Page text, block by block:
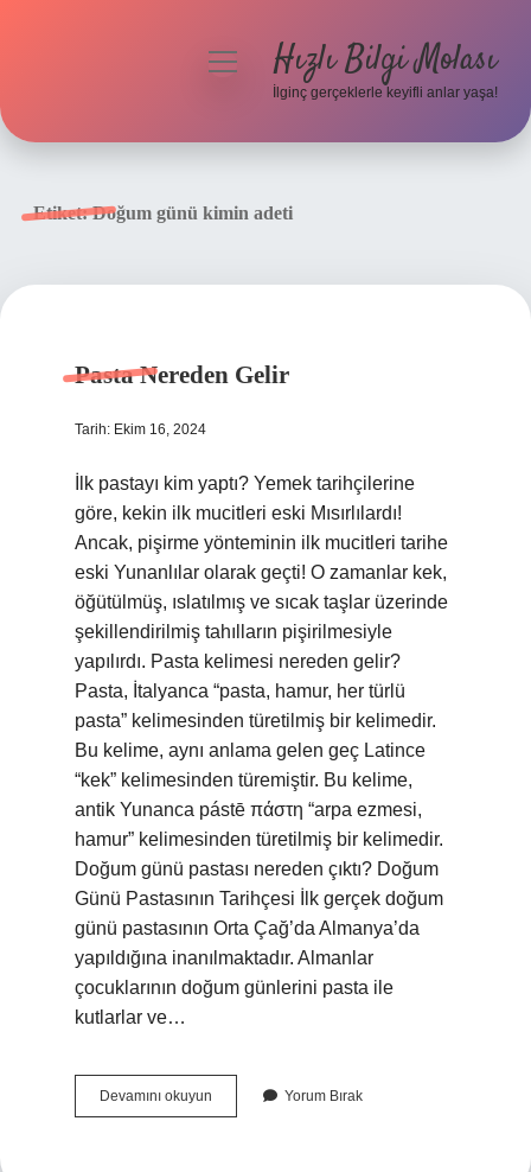
menüyüHızlı Bilgi Molası
İlginç gerçeklerle keyifli anlar yaşa!
Etiket:Doğum günü kimin adeti
Pasta Nereden Gelir
Tarih: Ekim 16, 2024
İlk pastayı kim yaptı? Yemek tarihçilerine
göre, kekin ilk mucitleri eski Mısırlılardı!
Ancak, pişirme yönteminin ilk mucitleri tarihe
eski Yunanlılar olarak geçti! O zamanlar kek,
öğütülmüş, ıslatılmış ve sıcak taşlar üzerinde
şekillendirilmiş tahılların pişirilmesiyle
yapılırdı. Pasta kelimesi nereden gelir?
Pasta, İtalyanca “pasta, hamur, her türlü
pasta” kelimesinden türetilmiş bir kelimedir.
Bu kelime, aynı anlama gelen geç Latince
“kek” kelimesinden türemiştir. Bu kelime,
antik Yunanca pástē πάστη “arpa ezmesi,
hamur” kelimesinden türetilmiş bir kelimedir.
Doğum günü pastası nereden çıktı? Doğum
Günü Pastasının Tarihçesi İlk gerçek doğum
günü pastasının Orta Çağ’da Almanya’da
yapıldığına inanılmaktadır. Almanlar
çocuklarının doğum günlerini pasta ile
kutlarlar ve…
Devamını okuyun
Nereden
Yorum Bırak